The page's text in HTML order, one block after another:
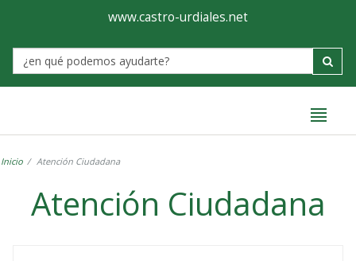
Ayuntamiento
de
Castro-
www.castro-urdiales.net
Label
Inicio Atención Ciudadana
Atención Ciudadana